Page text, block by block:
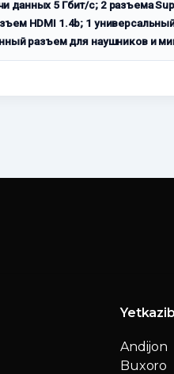
данных 5 Гбит/с; 2 разъема
HDMI 1.4b; 1
разъем для наушников и
Andijon
Buxoro